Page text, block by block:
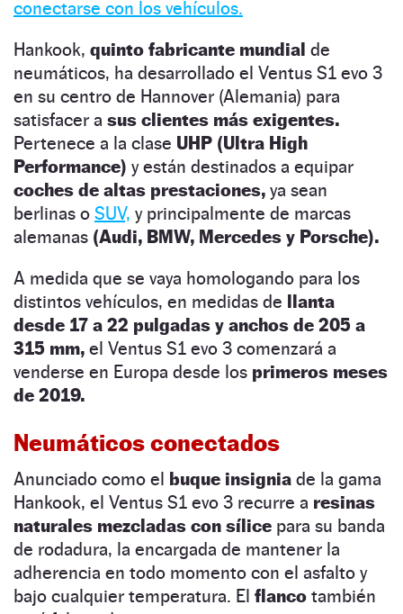
conectarse con los vehículos.
Hankook, quinto fabricante mundial de
neumáticos, ha desarrollado el Ventus S1 evo 3
en su centro de Hannover (Alemania) para
satisfacer a sus clientes más exigentes.
Pertenece a la clase UHP (Ultra High
Performance) y están destinados a equipar
coches de altas prestaciones, ya sean
berlinas o SUV, y principalmente de marcas
alemanas (Audi, BMW, Mercedes y Porsche).
A medida que se vaya homologando para los
distintos vehículos, en medidas de llanta
desde 17 a 22 pulgadas y anchos de 205 a
315 mm, el Ventus S1 evo 3 comenzará a
venderse en Europa desde los primeros meses
de 2019.
Neumáticos conectados
Anunciado como el buque insignia de la gama
Hankook, el Ventus S1 evo 3 recurre a resinas
naturales mezcladas con sílice para su banda
de rodadura, la encargada de mantener la
adherencia en todo momento con el asfalto y
bajo cualquier temperatura. El flanco también